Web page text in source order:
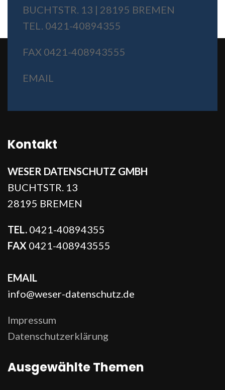
BUCHTSTR. 13 | 28195 BREMEN
TEL. 0421-40894355
FAX 0421-408943555
EMAIL
Kontakt
WESER DATENSCHUTZ GMBH
BUCHTSTR. 13
28195 BREMEN
TEL. 0421-40894355
FAX 0421-408943555
EMAIL
info@weser-datenschutz.de
Impressum
Datenschutzerklärung
Ausgewählte Themen